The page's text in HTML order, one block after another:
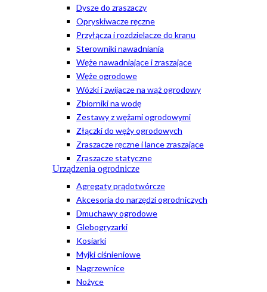
Dysze do zraszaczy
Opryskiwacze ręczne
Przyłącza i rozdzielacze do kranu
Sterowniki nawadniania
Węże nawadniające i zraszające
Węże ogrodowe
Wózki i zwijacze na wąż ogrodowy
Zbiorniki na wodę
Zestawy z wężami ogrodowymi
Złączki do węży ogrodowych
Zraszacze ręczne i lance zraszające
Zraszacze statyczne
Urządzenia ogrodnicze
Agregaty prądotwórcze
Akcesoria do narzędzi ogrodniczych
Dmuchawy ogrodowe
Glebogryzarki
Kosiarki
Myjki ciśnieniowe
Nagrzewnice
Nożyce